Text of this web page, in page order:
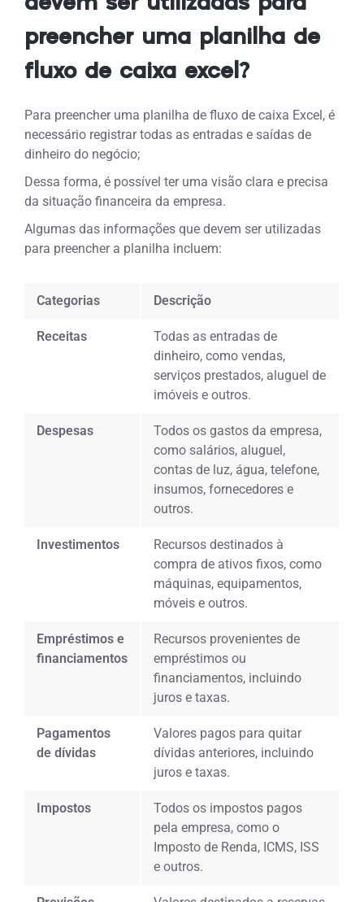
preencher uma planilha de
fluxo de caixa excel?
Para preencher uma planilha de fluxo de caixa Excel, é
necessário registrar todas as entradas e saídas de
dinheiro do negócio;
Dessa forma, é possível ter uma visão clara e precisa
da situação financeira da empresa.
Algumas das informações que devem ser utilizadas
para preencher a planilha incluem:
Categorias Descrição
Receitas
Todas as entradas de
dinheiro, como vendas,
serviços prestados, aluguel de
imóveis e outros.
Despesas
Todos os gastos da empresa,
como salários, aluguel,
contas de luz, água, telefone,
insumos, fornecedores e
outros.
Investimentos
Recursos destinados à
compra de ativos fixos, como
máquinas, equipamentos,
móveis e outros.
Empréstimos e
financiamentos
Recursos provenientes de
empréstimos ou
financiamentos, incluindo
juros e taxas.
Pagamentos
de dívidas
Valores pagos para quitar
dívidas anteriores, incluindo
juros e taxas.
Impostos
Todos os impostos pagos
pela empresa, como o
Imposto de Renda, ICMS, ISS
e outros.